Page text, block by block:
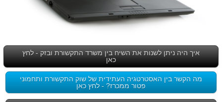
איך היה ניתן לשנות את השיח בין משרד התקשורת ובזק - לחץ
כאן
מה הקשר בין האסטרטגיה העתידית של שוק התקשורת ותחמוני
פטור ממכרז? - לחץ כאן